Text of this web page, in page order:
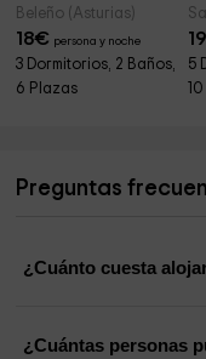
Beleño (Asturias)
18€ persona y noche
3 Dormitorios, 2 Baños,
6 Plazas
5
Preguntas
¿Cuánto cuesta
¿Cuántas personas